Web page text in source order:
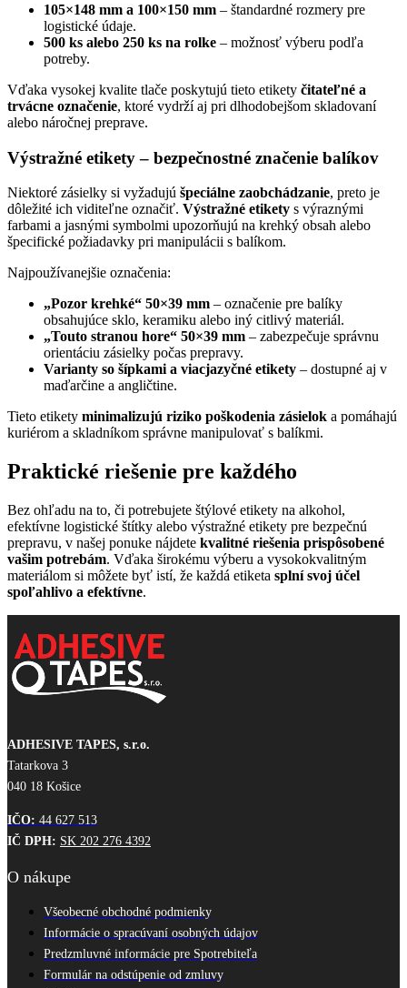
105×148 mm a 100×150 mm – štandardné rozmery pre
logistické údaje.
500 ks alebo 250 ks na rolke – možnosť výberu podľa
potreby.
Vďaka vysokej kvalite tlače poskytujú tieto etikety čitateľné a
trvácne označenie, ktoré vydrží aj pri dlhodobejšom skladovaní
alebo náročnej preprave.
Výstražné etikety – bezpečnostné značenie balíkov
Niektoré zásielky si vyžadujú špeciálne zaobchádzanie, preto je
dôležité ich viditeľne označiť. Výstražné etikety s výraznými
farbami a jasnými symbolmi upozorňujú na krehký obsah alebo
špecifické požiadavky pri manipulácii s balíkom.
Najpoužívanejšie označenia:
„Pozor krehké“ 50×39 mm – označenie pre balíky
obsahujúce sklo, keramiku alebo iný citlivý materiál.
„Touto stranou hore“ 50×39 mm – zabezpečuje správnu
orientáciu zásielky počas prepravy.
Varianty so šípkami a viacjazyčné etikety – dostupné aj v
maďarčine a angličtine.
Tieto etikety minimalizujú riziko poškodenia zásielok a pomáhajú
kuriérom a skladníkom správne manipulovať s balíkmi.
Praktické riešenie pre každého
Bez ohľadu na to, či potrebujete štýlové etikety na alkohol,
efektívne logistické štítky alebo výstražné etikety pre bezpečnú
prepravu, v našej ponuke nájdete kvalitné riešenia prispôsobené
vašim potrebám. Vďaka širokému výberu a vysokokvalitným
materiálom si môžete byť istí, že každá etiketa splní svoj účel
spoľahlivo a efektívne.
ADHESIVE TAPES, s.r.o.
Tatarkova 3
040 18 Košice
IČO: 44 627 513
IČ DPH: SK 202 276 4392
O nákupe
Všeobecné obchodné podmienky
Informácie o spracúvaní osobných údajov
Predzmluvné informácie pre Spotrebiteľa
Formulár na odstúpenie od zmluvy